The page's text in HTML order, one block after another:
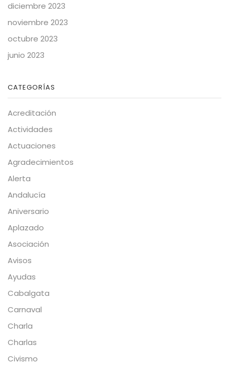
diciembre 2023
noviembre 2023
octubre 2023
junio 2023
CATEGORÍAS
Acreditación
Actividades
Actuaciones
Agradecimientos
Alerta
Andalucía
Aniversario
Aplazado
Asociación
Avisos
Ayudas
Cabalgata
Carnaval
Charla
Charlas
Civismo